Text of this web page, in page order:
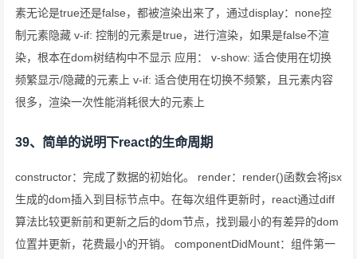
素无论是true还是false，都被渲染出来了，通过display：none控
制元素隐藏 v-if: 控制的元素是true，进行渲染，如果是false不渲
染，根本在dom树结构中不显示 应用： v-show: 适合使用在切换
频繁显示/隐藏的元素上 v-if: 适合使用在切换不频繁，且元素内容
很多，渲染一次性能消耗很大的元素上
39、简单的说明下react的生命周期
constructor：完成了数据的初始化。 render：render()函数会将jsx
生成的dom插入到目标节点中。在每次组件更新时，react通过diff
算法比较更新前和更新之后的dom节点，找到最小的有差异的dom
位置并更新，花费最小的开销。 componentDidMount：组件第一